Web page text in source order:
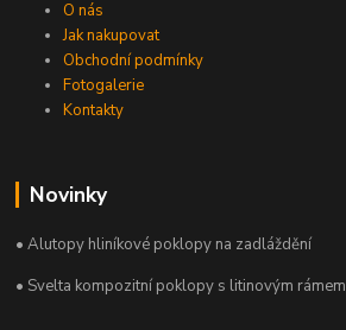
O nás
Jak nakupovat
Obchodní podmínky
Fotogalerie
Kontakty
Novinky
• Alutopy hliníkové poklopy na zadláždění
• Svelta kompozitní poklopy s litinovým rámem